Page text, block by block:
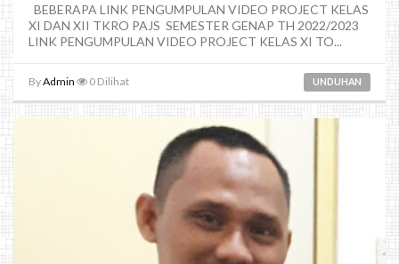
BEBERAPA LINK PENGUMPULAN VIDEO PROJECT KELAS
XI DAN XII TKRO PAJS SEMESTER GENAP TH 2022/2023
LINK PENGUMPULAN VIDEO PROJECT KELAS XI TO...
ByAdmin 0 Dilihat UNDUHAN